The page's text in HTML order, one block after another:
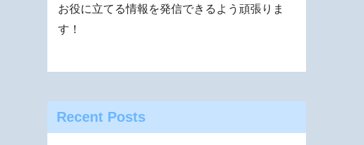
お役に立てる情報を発信できるよう頑張りま
す！
Recent Posts